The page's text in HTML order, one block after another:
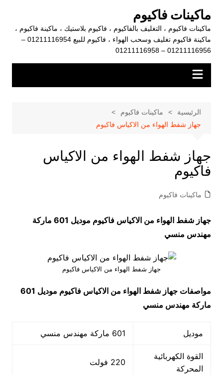
المحتوى
ماكينات فاكيوم
ماكينات فاكيوم ، التغليف بالفاكيوم ، فاكيوم بلاستيك ، ماكينة فاكيوم ،
ماكينة فاكيوم تغليف وسحب الهواء ، فاكيوم للبيع 01211116954 –
01211116956 – 01211116958
الرئيسية
ماكينات فاكيوم
جهاز شفط الهواء من الاكياس فاكيوم
جهاز شفط الهواء من الاكياس
فاكيوم
ماكينات فاكيوم
جهاز شفط الهواء من الاكياس فاكيوم موديل 601 ماركة
مهندس منسي
جهاز شفط الهواء من الاكياس فاكيوم
مواصفات جهاز شفط الهواء من الاكياس فاكيوم
موديل 601
ماركة مهندس منسي
موديل 601 ماركة مهندس منسي
القوة الكهربائية
المحركة
220 فولت